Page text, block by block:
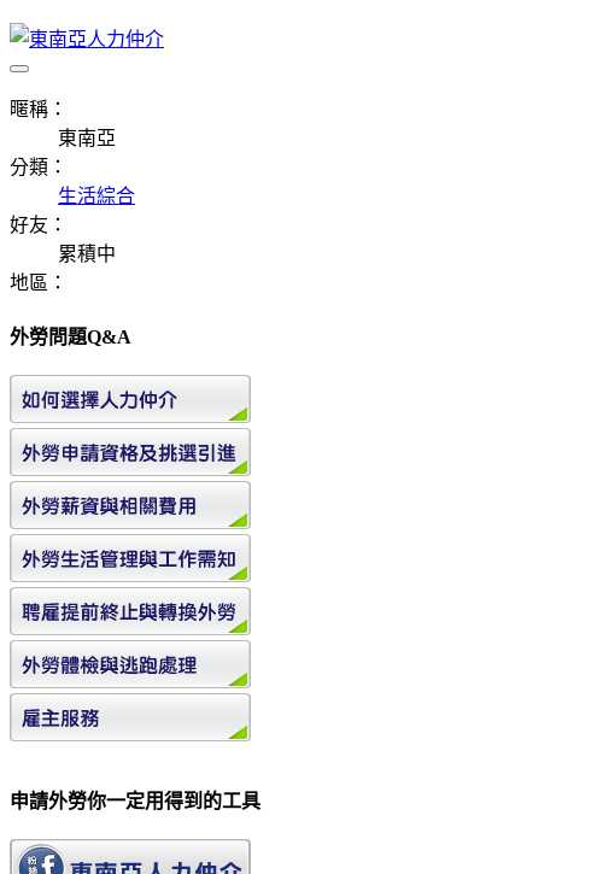
暱稱：
東南亞
分類：
生活綜合
好友：
累積中
地區：
外勞問題Q&A
申請外勞你一定用得到的工具